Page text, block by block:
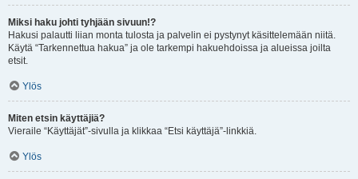
Miksi haku johti tyhjään sivuun!?
Hakusi palautti liian monta tulosta ja palvelin ei pystynyt käsittelemään niitä.
Käytä “Tarkennettua hakua” ja ole tarkempi hakuehdoissa ja alueissa joilta
etsit.
Ylös
Miten etsin käyttäjiä?
Vieraile “Käyttäjät”-sivulla ja klikkaa “Etsi käyttäjä”-linkkiä.
Ylös